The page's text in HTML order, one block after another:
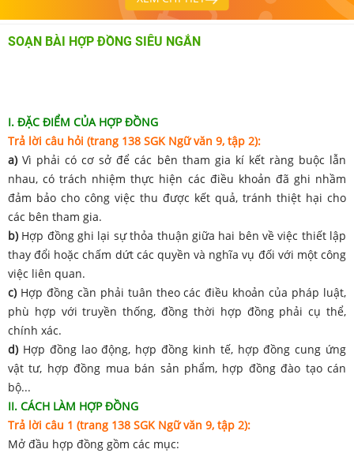
SOẠN BÀI HỢP ĐỒNG SIÊU NGẮN
I. ĐẶC ĐIỂM CỦA HỢP ĐỒNG
Trả lời câu hỏi (trang 138 SGK Ngữ văn 9, tập 2):
a)Vì phải có cơ sở để các bên tham gia kí kết ràng buộc lẫn
nhau, có trách nhiệm thực hiện các điều khoản đã ghi nhầm
đảm bảo cho công việc thu được kết quả, tránh thiệt hại cho
các bên tham gia.
b) Hợp đồng ghi lại sự thỏa thuận giữa hai bên về việc thiết lập
thay đổi hoặc chấm dứt các quyền và nghĩa vụ đối với một công
việc liên quan.
c) Hợp đồng cần phải tuân theo các điều khoản của pháp luật,
phù hợp với truyền thống, đồng thời hợp đồng phải cụ thể,
chính xác.
d)Hợp đồng lao động, hợp đồng kinh tế, hợp đồng cung ứng
vật tư, hợp đồng mua bán sản phẩm, hợp đồng đào tạo cán
bộ...
II. CÁCH LÀM HỢP ĐỒNG
Trả lời câu 1 (trang 138 SGK Ngữ văn 9, tập 2):
Mở đầu hợp đồng gồm các mục: